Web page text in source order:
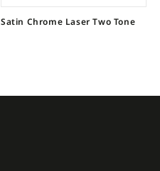
Satin Chrome Laser Two Tone